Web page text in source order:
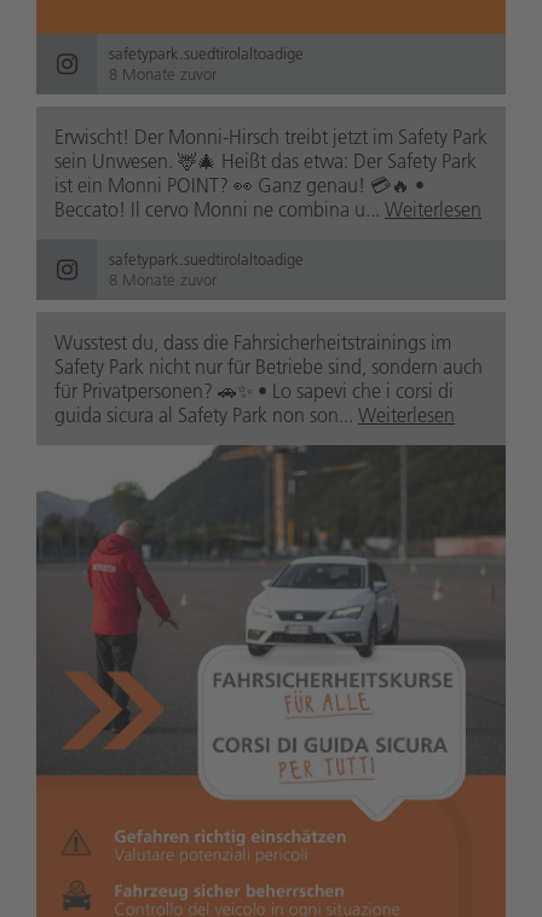
safetypark.suedtirolaltoadige
8 Monate zuvor
Erwischt! Der Monni-Hirsch treibt jetzt im Safety Park
sein Unwesen. 🦌🎄 Heißt das etwa: Der Safety Park
ist ein Monni POINT? 👀 Ganz genau! 💳🔥 •
Beccato! Il cervo Monni ne combina u... Weiterlesen
safetypark.suedtirolaltoadige
8 Monate zuvor
Wusstest du, dass die Fahrsicherheitstrainings im
Safety Park nicht nur für Betriebe sind, sondern auch
für Privatpersonen? 🚗✨ • Lo sapevi che i corsi di
guida sicura al Safety Park non son... Weiterlesen